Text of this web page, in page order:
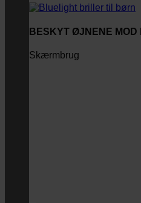
BESKYT ØJNENE MOD
Skærmbrug